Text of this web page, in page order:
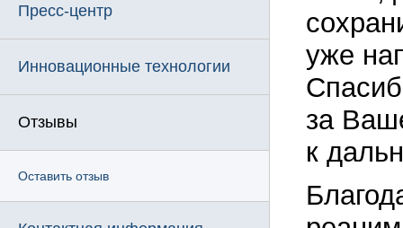
Пресс-центр
Инновационные технологии
Отзывы
Оставить отзыв
уже
за
к